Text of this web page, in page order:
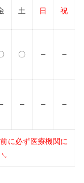
土 日 祝
〇 – –
– – –
に必ず医療機関に